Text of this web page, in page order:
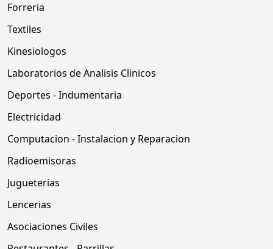
Forreria
Textiles
Kinesiologos
Laboratorios de Analisis Clinicos
Deportes - Indumentaria
Electricidad
Computacion - Instalacion y Reparacion
Radioemisoras
Jugueterias
Lencerias
Asociaciones Civiles